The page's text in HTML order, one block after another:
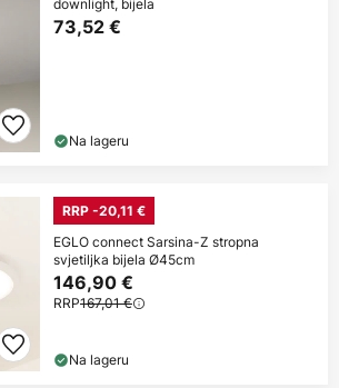
73,52 €
Na lageru
RRP -20,11 €
EGLO connect Sarsina-Z stropna
svjetiljka bijela Ø45cm
146,90 €
RRP167,01 €
Na lageru